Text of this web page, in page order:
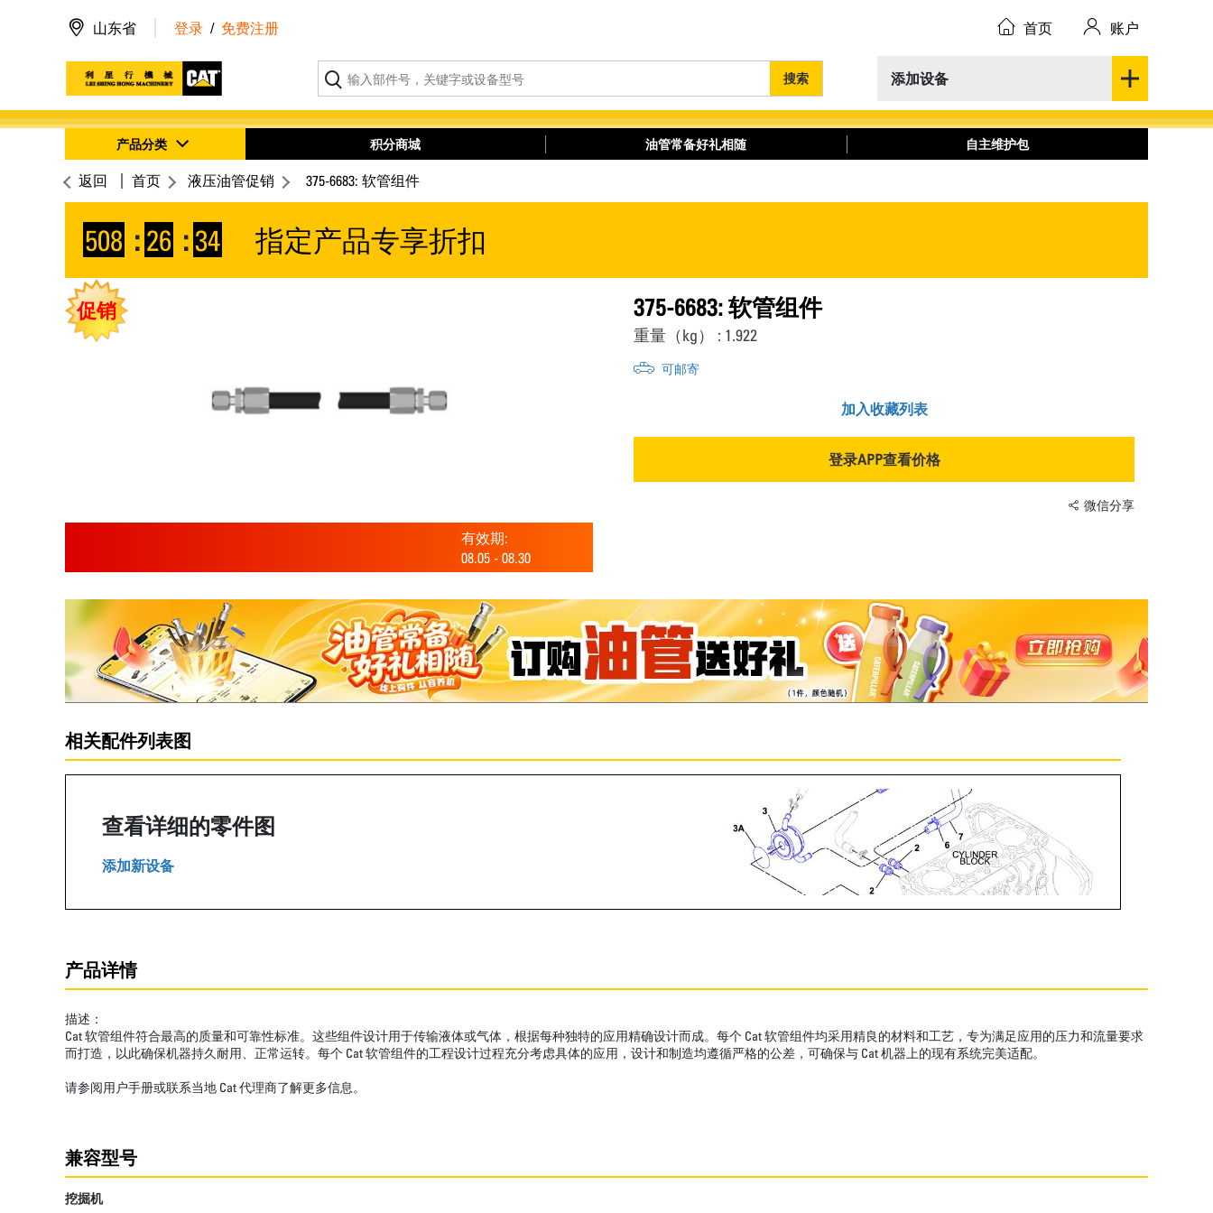
添加设备
搜索
山东省 登录 / 免费注册 首页 账户
产品分类 积分商城 油管常备好礼相随 自主维护包
返回 首页 液压油管促销 375-6683: 软管组件
508 : 26 :34 指定产品专享折扣
促销
有效期:
08.05 - 08.30
375-6683: 软管组件
重量（kg） : 1.922
可邮寄
加入收藏列表
登录APP查看价格
微信分享
相关配件列表图
查看详细的零件图
添加新设备
产品详情
描述：
Cat 软管组件符合最高的质量和可靠性标准。这些组件设计用于传输液体或气体，根据每种独特的应用精确设计而成。每个 Cat 软管组件均采用精良的材料和工艺，专为满足应用的压力和流量要求
而打造，以此确保机器持久耐用、正常运转。每个 Cat 软管组件的工程设计过程充分考虑具体的应用，设计和制造均遵循严格的公差，可确保与 Cat 机器上的现有系统完美适配。
请参阅用户手册或联系当地 Cat 代理商了解更多信息。
兼容型号
挖掘机